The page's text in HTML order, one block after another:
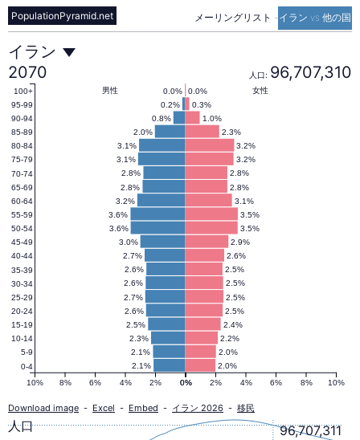
メーリングリスト - イラン vs 他の国
PopulationPyramid.net
イ
ラ
ン
の
人
口
ピ
ラ
ミ
イラン
2070
人口: 96,707,310
2.0%
2.1%
2.0%
2.1%
2.2%
2.3%
2.4%
2.5%
2.5%
2.6%
2.5%
2.7%
2.5%
2.6%
2.5%
2.6%
2.6%
2.7%
2.9%
3.0%
3.5%
3.6%
3.5%
3.6%
3.1%
3.2%
2.8%
2.8%
2.8%
2.8%
3.2%
3.1%
3.2%
3.1%
2.3%
2.0%
1.0%
0.8%
0.3%
0.2%
0.0%
0.0% 女性
男性
0% 2% 4% 6% 8% 10%
10% 8% 6% 4% 2% 0%
0-4
5-9
10-14
15-19
20-24
25-29
30-34
35-39
40-44
45-49
50-54
55-59
60-64
65-69
70-74
75-79
80-84
85-89
90-94
95-99
100+
Download image - Excel - Embed - イラン 2026 - 移民
96,707,311
人口